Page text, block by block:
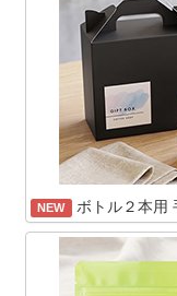
NEW ボトル２本用